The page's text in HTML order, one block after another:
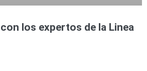
los expertos de la Linea